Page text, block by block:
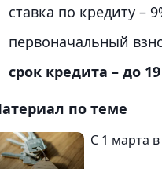
ставка по кредиту –
первоначальный
срок кредита – до
по теме
С 1 марта